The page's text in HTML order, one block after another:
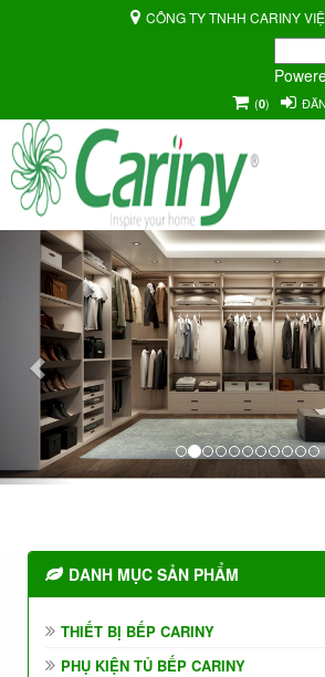
CÔNG TY TNHH CARINY
(0)
Previous
DANH MỤC SẢN PHẨM
THIẾT BỊ BẾP CARINY
PHỤ KIỆN TỦ BẾP CARINY